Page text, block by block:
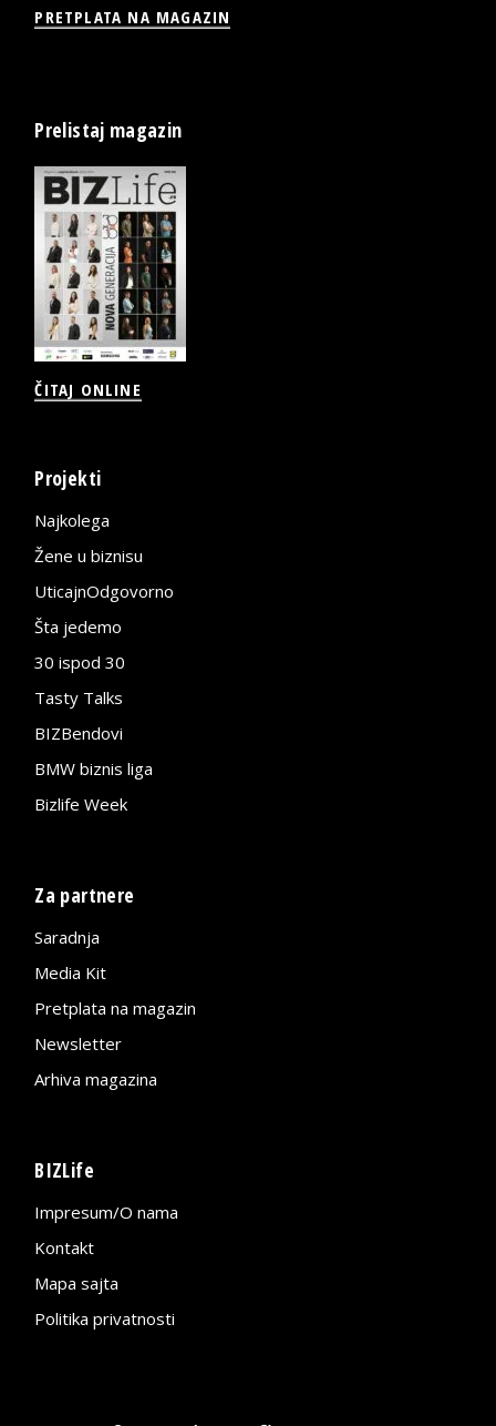
PRETPLATA NA MAGAZIN
Prelistaj magazin
ČITAJ ONLINE
Projekti
Najkolega
Žene u biznisu
UticajnOdgovorno
Šta jedemo
30 ispod 30
Tasty Talks
BIZBendovi
BMW biznis liga
Bizlife Week
Za partnere
Saradnja
Media Kit
Pretplata na magazin
Newsletter
Arhiva magazina
BIZLife
Impresum/O nama
Kontakt
Mapa sajta
Politika privatnosti